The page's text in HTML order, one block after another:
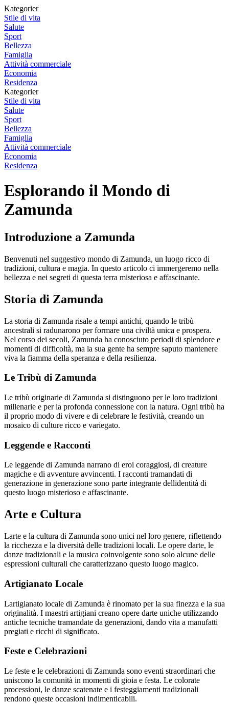
Kategorier
Stile di vita
Salute
Sport
Bellezza
Famiglia
Attività commerciale
Economia
Residenza
Kategorier
Stile di vita
Salute
Sport
Bellezza
Famiglia
Attività commerciale
Economia
Residenza
Esplorando il Mondo di
Zamunda
Introduzione a Zamunda
Benvenuti nel suggestivo mondo di Zamunda, un luogo ricco di
tradizioni, cultura e magia. In questo articolo ci immergeremo nella
bellezza e nei segreti di questa terra misteriosa e affascinante.
Storia di Zamunda
La storia di Zamunda risale a tempi antichi, quando le tribù
ancestrali si radunarono per formare una civiltà unica e prospera.
Nel corso dei secoli, Zamunda ha conosciuto periodi di splendore e
momenti di difficoltà, ma la sua gente ha sempre saputo mantenere
viva la fiamma della speranza e della resilienza.
Le Tribù di Zamunda
Le tribù originarie di Zamunda si distinguono per le loro tradizioni
millenarie e per la profonda connessione con la natura. Ogni tribù ha
il proprio modo di vivere e di celebrare le festività, creando un
mosaico di culture ricco e variegato.
Leggende e Racconti
Le leggende di Zamunda narrano di eroi coraggiosi, di creature
magiche e di avventure avvincenti. I racconti tramandati di
generazione in generazione sono parte integrante dellidentità di
questo luogo misterioso e affascinante.
Arte e Cultura
Larte e la cultura di Zamunda sono unici nel loro genere, riflettendo
la ricchezza e la diversità delle tradizioni locali. Le opere darte, le
danze tradizionali e la musica coinvolgente sono solo alcune delle
espressioni culturali che caratterizzano questo luogo magico.
Artigianato Locale
Lartigianato locale di Zamunda è rinomato per la sua finezza e la sua
originalità. I maestri artigiani creano opere darte uniche utilizzando
antiche tecniche tramandate da generazioni, dando vita a manufatti
pregiati e ricchi di significato.
Feste e Celebrazioni
Le feste e le celebrazioni di Zamunda sono eventi straordinari che
uniscono la comunità in momenti di gioia e festa. Le colorate
processioni, le danze scatenate e i festeggiamenti tradizionali
rendono queste occasioni indimenticabili.